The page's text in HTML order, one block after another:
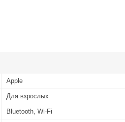
Apple
Для взрослых
Bluetooth, Wi-Fi